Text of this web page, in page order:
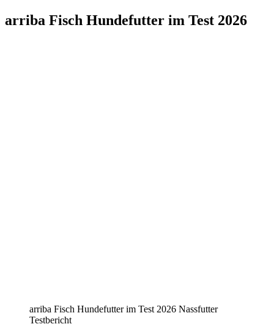
arriba Fisch Hundefutter im Test 2026
arriba Fisch Hundefutter im Test 2026 Nassfutter
Testbericht